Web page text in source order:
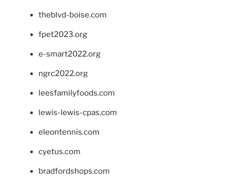
theblvd-boise.com
fpet2023.org
e-smart2022.org
ngrc2022.org
leesfamilyfoods.com
lewis-lewis-cpas.com
eleontennis.com
cyetus.com
bradfordshops.com